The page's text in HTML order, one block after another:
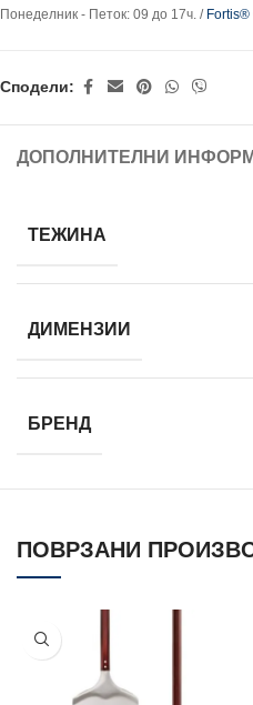
Понеделник - Петок: 09 до 17ч. / Fortis®
Сподели:
ДОПОЛНИТЕЛНИ
ТЕЖИНА
ДИМЕНЗИИ
БРЕНД
ПОВРЗАНИ